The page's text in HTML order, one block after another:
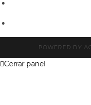
POWERED BY
Cerrar panel